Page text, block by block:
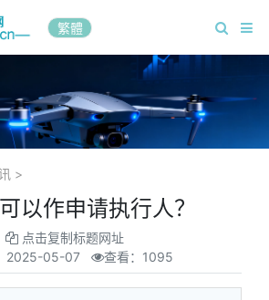
繁體
>
以作申请执行人？
点击复制标题网址
2025-05-07 查看：1095